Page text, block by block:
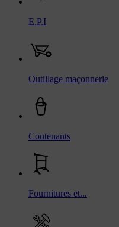
E.P.I
Outillage maçonnerie
Contenants
Fournitures et...